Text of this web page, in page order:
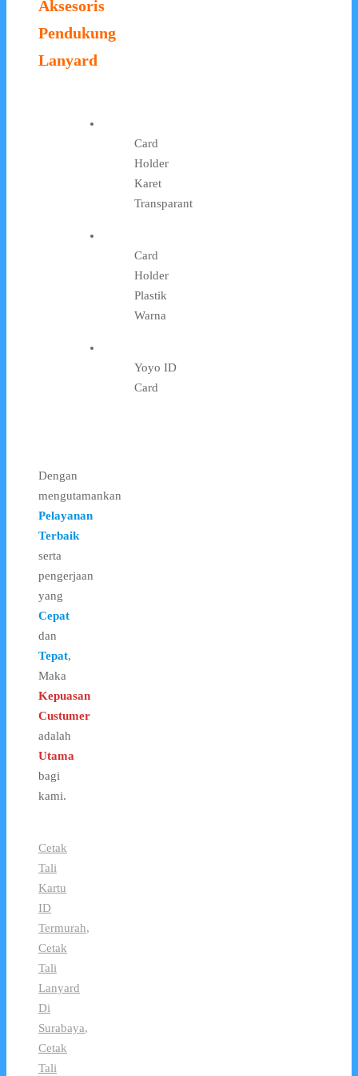
Aksesoris
Pendukung
Lanyard
Card
Holder
Karet
Transparant
Card
Holder
Plastik
Warna
Yoyo ID
Card
Dengan
mengutamankan
Pelayanan
Terbaik
serta
pengerjaan
yang
Cepat
dan
Tepat,
Maka
Kepuasan
Custumer
adalah
Utama
bagi
kami.
Cetak
Tali
Kartu
ID
Termurah,
Cetak
Tali
Lanyard
Di
Surabaya,
Cetak
Tali